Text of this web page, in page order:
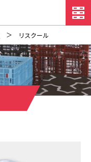
リスクール